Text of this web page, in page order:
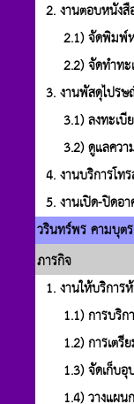
2. งานตอบหนัง
2.1) จัดพิมพ์หนั
2.2) จัดทำทะเ
3. งานพัสดุไปร
3.1) ลงทะเบีย
3.2) ดูแลความ
4. งานบริการโท
5. งานเปิด-ปิดอ
วรินทร์พร คามบุตร
ภารกิจ
1. งานให้บริกา
1.1) การบริกา
1.2) การเตรีย
1.3) จัดเก็บอุป
1.4) วางแผนก